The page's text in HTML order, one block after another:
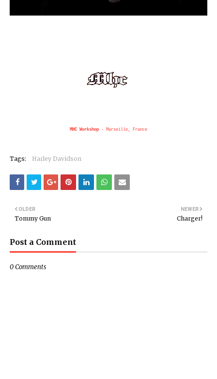
MHC Workshop - Marseille, France
Tags: Harley Davidson
NEWER
Charger!
OLDER
Tommy Gun
Post a Comment
0 Comments